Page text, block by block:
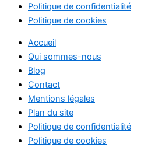
Politique de confidentialité
Politique de cookies
Accueil
Qui sommes-nous
Blog
Contact
Mentions légales
Plan du site
Politique de confidentialité
Politique de cookies